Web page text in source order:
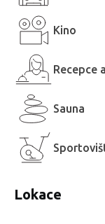
Kino
Recepce
Sauna
Lokace